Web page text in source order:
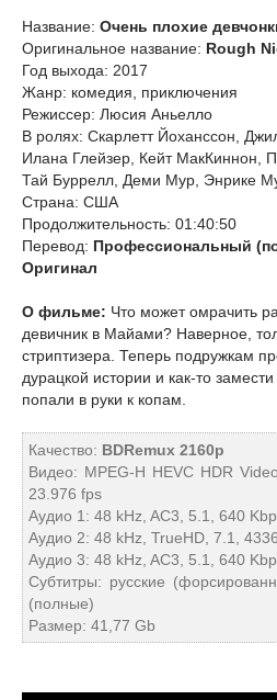
Название: Очень плохие
Оригинальное название: Rough
Год выхода: 2017
Жанр: комедия, приключения
Режиссер: Люсия Аньелло
В ролях: Скарлетт Йоханссон,
Илана Глейзер, Кейт МакКиннон,
Тай Буррелл, Деми Мур, Энрике
Страна: США
Продолжительность: 01:40:50
Перевод: Профессиональный
Оригинал
О фильме: Что может омрачить
девичник в Майами? Наверное,
стриптизера. Теперь подружкам
дурацкой истории и как-то
попали в руки к копам.
Качество: BDRemux 2160p
Видео: MPEG-H HEVC HDR
23.976 fps
Аудио 1: 48 kHz, AC3, 5.1, 640
Аудио 2: 48 kHz, TrueHD, 7.1,
Аудио 3: 48 kHz, AC3, 5.1, 640
Субтитры: русские
(полные)
Размер: 41,77 Gb